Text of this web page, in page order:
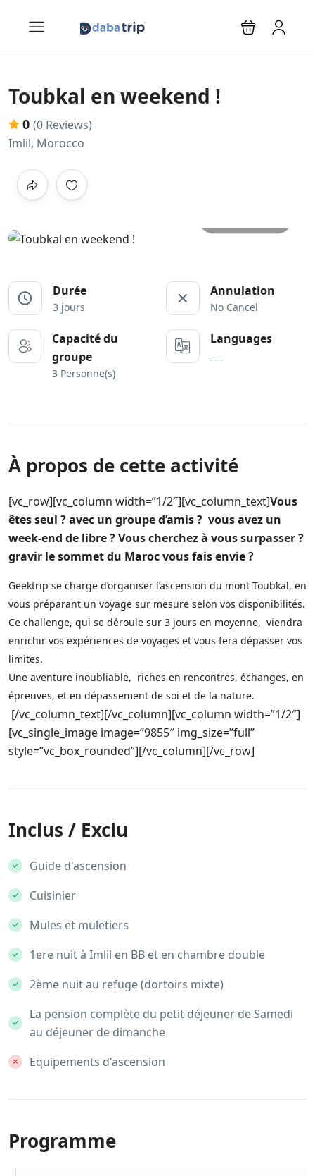
Toubkal en weekend !
0 (0 Reviews)
Imlil, Morocco
Durée
3 jours
Annulation
No Cancel
Capacité du
groupe
3 Personne(s)
Languages
À propos de cette activité
[vc_row][vc_column width=”1/2″][vc_column_text]Vous
êtes seul ? avec un groupe d’amis ? vous avez un
week-end de libre ? Vous cherchez à vous surpasser ?
gravir le sommet du Maroc vous fais envie ?
Geektrip se charge d’organiser l’ascension du mont Toubkal, en
vous préparant un voyage sur mesure selon vos disponibilités.
Ce challenge, qui se déroule sur 3 jours en moyenne, viendra
enrichir vos expériences de voyages et vous fera dépasser vos
limites.
Une aventure inoubliable, riches en rencontres, échanges, en
épreuves, et en dépassement de soi et de la nature.
[/vc_column_text][/vc_column][vc_column width=”1/2″]
[vc_single_image image=”9855″ img_size=”full”
style=”vc_box_rounded”][/vc_column][/vc_row]
Inclus / Exclu
Guide d'ascension
Cuisinier
Mules et muletiers
1ere nuit à Imlil en BB et en chambre double
2ème nuit au refuge (dortoirs mixte)
La pension complète du petit déjeuner de Samedi
au déjeuner de dimanche
Equipements d'ascension
Programme